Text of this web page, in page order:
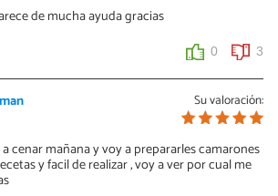
de mucha ayuda gracias
0 3
Su valoración:
cenar mañana y voy a prepararles camarones
y facil de realizar , voy a ver por cual me